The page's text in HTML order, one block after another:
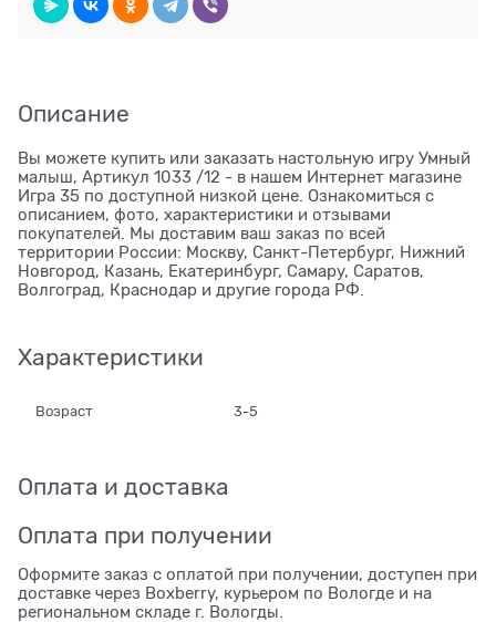
Описание
Вы можете купить или заказать настольную игру Умный
малыш, Артикул 1033 /12 - в нашем Интернет магазине
Игра 35 по доступной низкой цене. Ознакомиться с
описанием, фото, характеристики и отзывами
покупателей. Мы доставим ваш заказ по всей
территории России: Москву, Санкт-Петербург, Нижний
Новгород, Казань, Екатеринбург, Самару, Саратов,
Волгоград, Краснодар и другие города РФ.
Характеристики
Возраст 3-5
Оплата и доставка
Оплата при получении
Оформите заказ с оплатой при получении, доступен при
доставке через Boxberry, курьером по Вологде и на
региональном складе г. Вологды.